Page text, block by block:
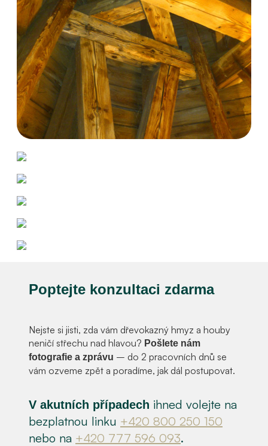
Poptejte konzultaci zdarma
Nejste si jisti, zda vám dřevokazný hmyz a houby
neničí střechu nad hlavou? Pošlete nám
fotografie a zprávu – do 2 pracovních dnů se
vám ozveme zpět a poradíme, jak dál postupovat.
V akutních případech ihned volejte na
bezplatnou linku +420 800 250 150
nebo na +420 777 596 093.